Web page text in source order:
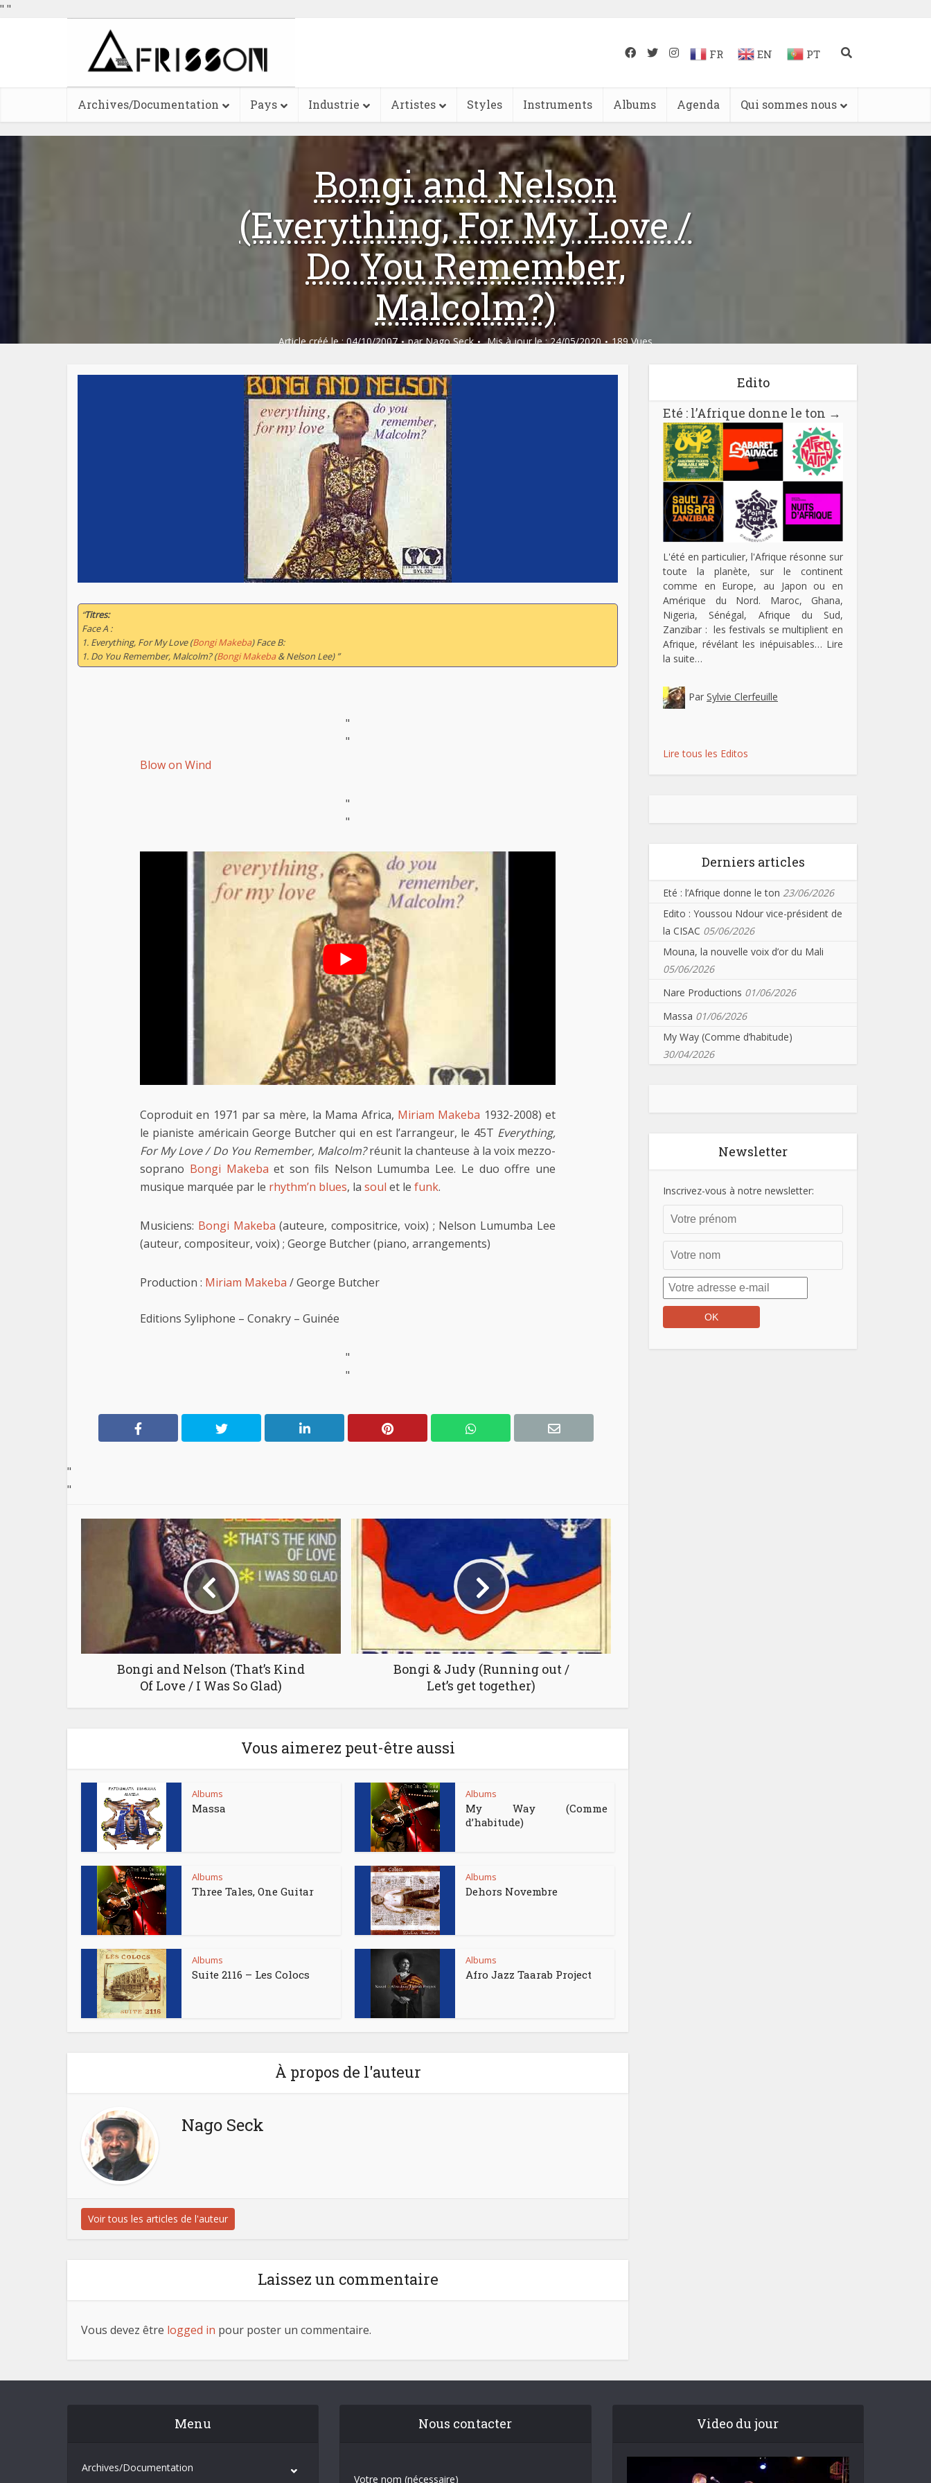
" "
FR EN PT
Archives/Documentation Pays Industrie Artistes Styles Instruments Albums Agenda Qui sommes nous
Bongi and Nelson
(Everything, For My Love /
Do You Remember,
Malcolm?)
Article créé le : 04/10/2007 par Nago Seck Mis à jour le : 24/05/2020 189 Vues
Labels:Editions Syliphone,Sonodisc Pays:Afrique du Sud 45t Parution :
“Titres:
Face A :
1. Everything, For My Love (Bongi Makeba) Face B:
1. Do You Remember, Malcolm? (Bongi Makeba& Nelson Lee) ”
"
"
Blow on Wind
"
"
Coproduit en 1971 par sa mère, la Mama Africa, Miriam Makeba 1932-2008) et
le pianiste américain George Butcher qui en est l’arrangeur, le 45T Everything,
For My Love / Do You Remember, Malcolm?réunit la chanteuse à la voix mezzo-
soprano Bongi Makeba et son fils Nelson Lumumba Lee. Le duo offre une
musique marquée par le rhythm’n blues, la soul et le funk.
Musiciens: Bongi Makeba (auteure, compositrice, voix) ; Nelson Lumumba Lee
(auteur, compositeur, voix) ; George Butcher (piano, arrangements)
Production : Miriam Makeba / George Butcher
Editions Syliphone – Conakry – Guinée
"
"
"
"
Bongi and Nelson (That’s Kind
Of Love / I Was So Glad)
Bongi & Judy (Running out /
Let’s get together)
Vous aimerez peut-être aussi
Albums
Massa
Albums
My Way (Comme
d’habitude)
Albums
Three Tales, One Guitar
Albums
Dehors Novembre
Albums
Suite 2116 – Les Colocs
Albums
Afro Jazz Taarab Project
À propos de l'auteur
Nago Seck
Voir tous les articles de l'auteur
Laissez un commentaire
Vous devez être logged in pour poster un commentaire.
Edito
Eté : l’Afrique donne le ton →
L'été en particulier, l'Afrique résonne sur
toute la planète, sur le continent
comme en Europe, au Japon ou en
Amérique du Nord. Maroc, Ghana,
Nigeria, Sénégal, Afrique du Sud,
Zanzibar : les festivals se multiplient en
Afrique, révélant les inépuisables… Lire
la suite…
Par Sylvie Clerfeuille
Lire tous les Editos
Derniers articles
Eté : l’Afrique donne le ton 23/06/2026
Edito : Youssou Ndour vice-président de
la CISAC 05/06/2026
Mouna, la nouvelle voix d’or du Mali
05/06/2026
Nare Productions 01/06/2026
Massa 01/06/2026
My Way (Comme d’habitude)
30/04/2026
Newsletter
Inscrivez-vous à notre newsletter:
Menu
Archives/Documentation
Nous contacter
Votre nom (nécessaire)
Video du jour